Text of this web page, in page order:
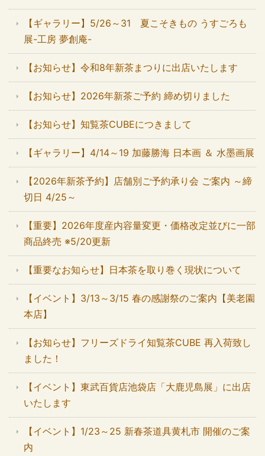
【ギャラリー】5/26～31 夏こそきもの うすごろも
展-工房 夢創庵-
【お知らせ】令和8年新茶まつりに出店いたします
【お知らせ】2026年新茶ご予約 締め切りました
【お知らせ】知覧茶CUBEにつきまして
【ギャラリー】4/14～19 加藤勝海 日本画 ＆ 水墨画展
【2026年新茶予約】店舗別ご予約承り会 ご案内 ～締
切日 4/25～
【重要】2026年度産内容量変更・価格改定並びに一部
商品終売 ※5/20更新
【重要なお知らせ】日本茶を取り巻く現状について
【イベント】3/13～3/15 春の感謝祭のご案内【美老園
本店】
【お知らせ】フリーズドライ知覧茶CUBE 再入荷致し
ました！
【イベント】東武百貨店池袋店「大鹿児島展」に出店
いたします
【イベント】1/23～25 新春茶道具黄札市 開催のご案
内